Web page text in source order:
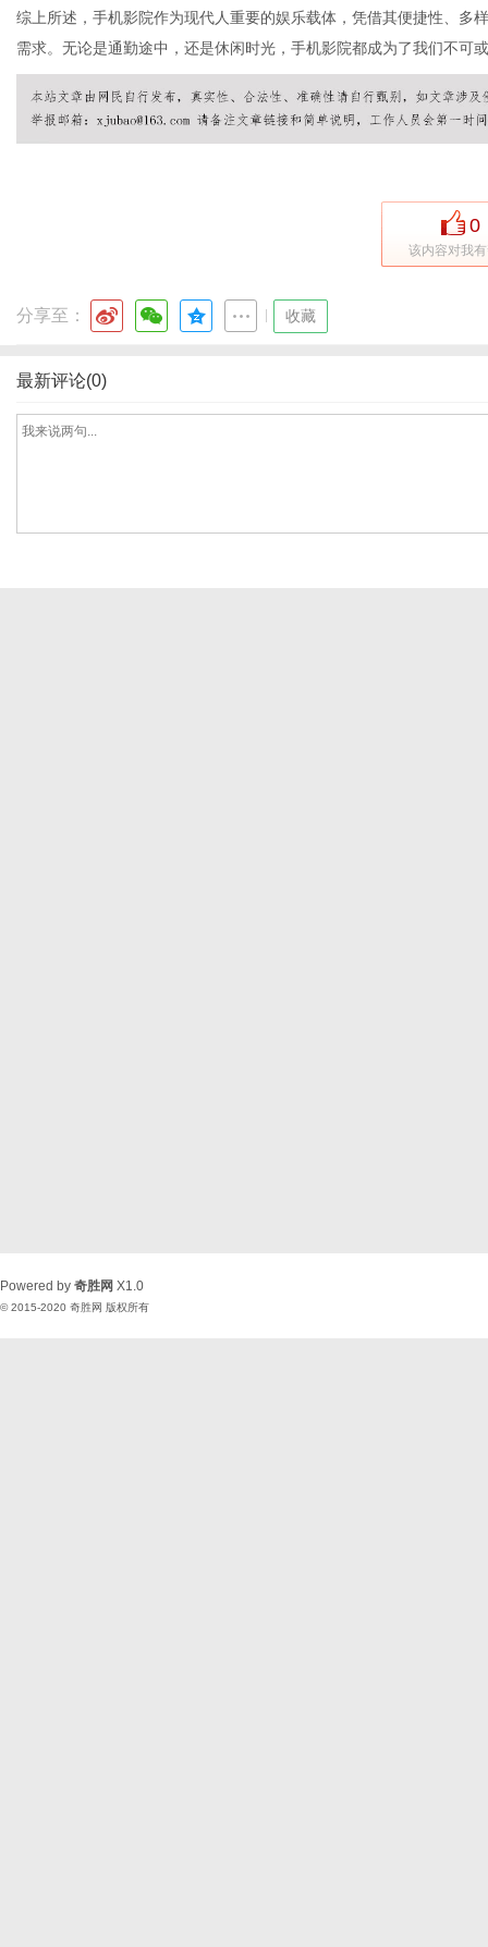
综上所述，手机影院作为现代人重要的娱乐载体，凭借其便捷性、多
需求。无论是通勤途中，还是休闲时光，手机影院都成为了我们不可
0
该内容对我
分享至： 收藏
最新评论(0)
Powered by 奇胜网 X1.0
© 2015-2020 奇胜网 版权所有